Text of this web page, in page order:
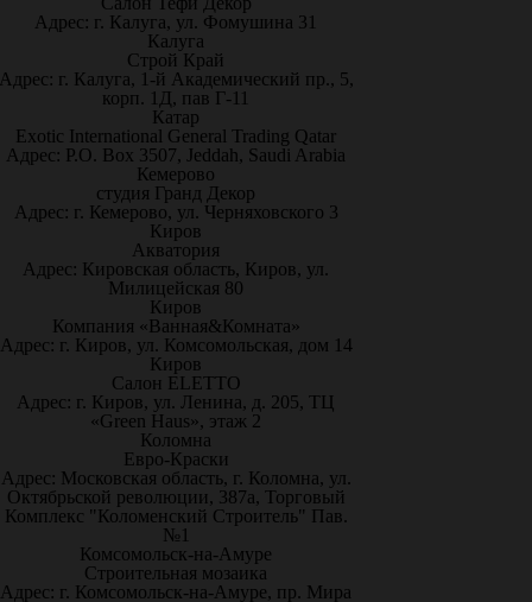
Адрес: г. Калуга, ул. Фомушина 31
Калуга
Строй Край
г. Калуга, 1-й Академический пр., 5,
корп. 1Д, пав Г-11
Катар
Exotic International General Trading Qatar
Адрес: P.O. Box 3507, Jeddah, Saudi Arabia
Кемерово
студия Гранд Декор
Адрес: г. Кемерово, ул. Черняховского 3
Киров
Акватория
Адрес: Кировская область, Киров, ул.
Милицейская 80
Киров
Компания «Ванная&Комната»
Адрес: г. Киров, ул. Комсомольская, дом 14
Киров
Салон ELETTO
Адрес: г. Киров, ул. Ленина, д. 205, ТЦ
«Green Haus», этаж 2
Коломна
Евро-Краски
Адрес: Московская область, г. Коломна, ул.
Октябрьской революции, 387а, Торговый
Комплекс "Коломенский Строитель" Пав.
№1
Комсомольск-на-Амуре
Строительная мозаика
Адрес: г. Комсомольск-на-Амуре, пр. Мира